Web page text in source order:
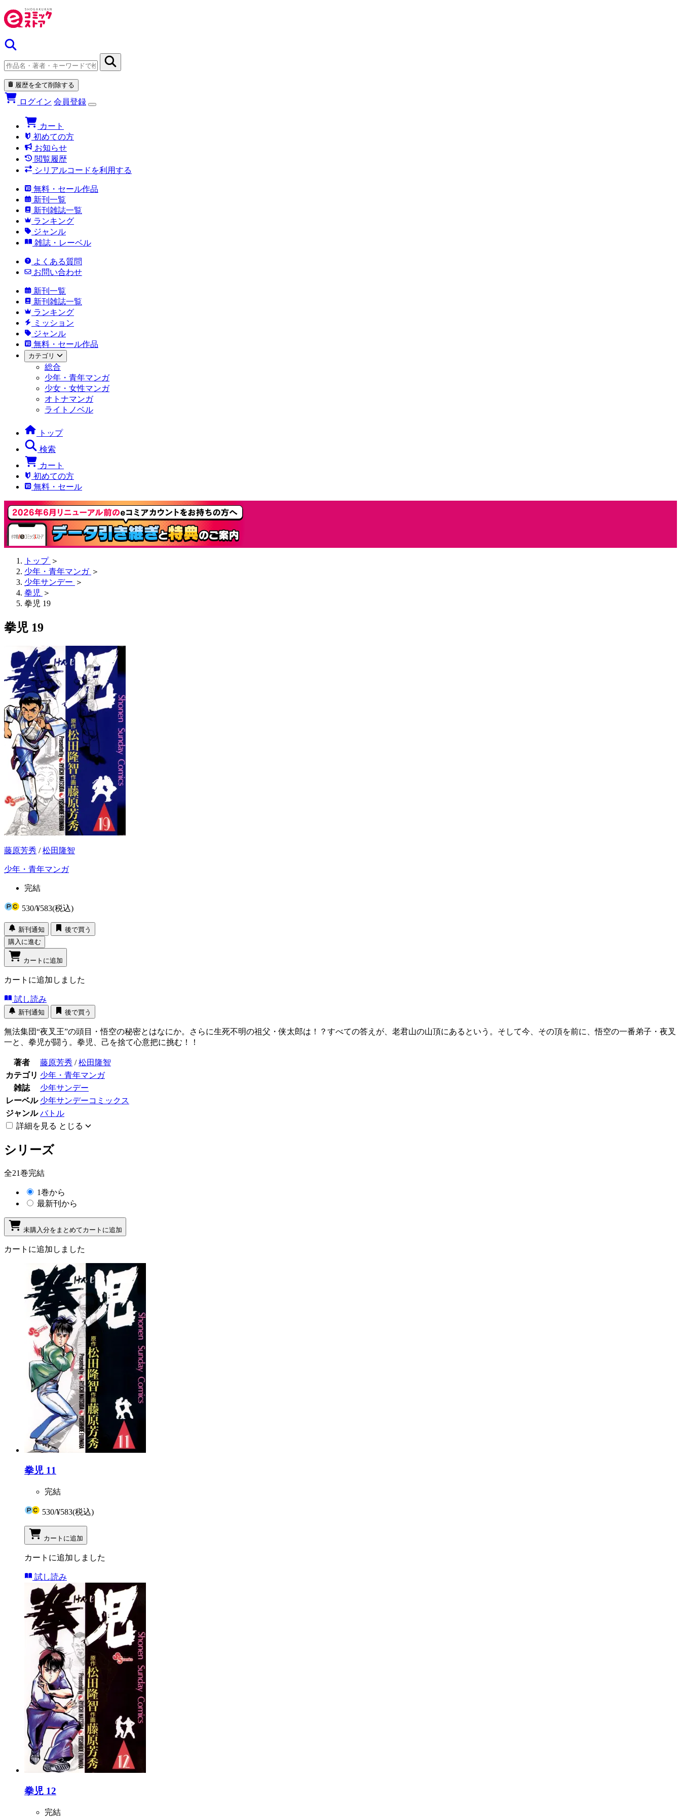
履歴を全て削除する
ログイン 会員登録
カート
初めての方
お知らせ
閲覧履歴
シリアルコードを利用する
無料・セール作品
新刊一覧
新刊雑誌一覧
ランキング
ジャンル
雑誌・レーベル
よくある質問
お問い合わせ
新刊一覧
新刊雑誌一覧
ランキング
ミッション
ジャンル
無料・セール作品
カテゴリ
総合
少年・青年マンガ
少女・女性マンガ
オトナマンガ
ライトノベル
トップ
検索
カート
初めての方
無料・セール
トップ ＞
少年・青年マンガ ＞
少年サンデー ＞
拳児 ＞
拳児 19
拳児 19
藤原芳秀 /松田隆智
少年・青年マンガ
完結
530/¥583(税込)
新刊通知
後で買う
購入に進む
カートに追加
カートに追加しました
試し読み
新刊通知 後で買う
無法集団“夜叉王”の頭目・悟空の秘密とはなにか。さらに生死不明の祖父・侠太郎は！？すべての答えが、老君山の山頂にあるという。そして今、その頂を前に、悟空の一番弟子・夜叉
一と、拳児が闘う。拳児、己を捨て心意把に挑む！！
著者 藤原芳秀 /松田隆智
カテゴリ 少年・青年マンガ
雑誌
少年サンデー
レーベル 少年サンデーコミックス
ジャンル バトル
詳細を見る とじる
シリーズ
全21巻完結
1巻から
最新刊から
未購入分をまとめてカートに追加
カートに追加しました
拳児 11
完結
530/¥583(税込)
カートに追加
カートに追加しました
試し読み
拳児 12
完結